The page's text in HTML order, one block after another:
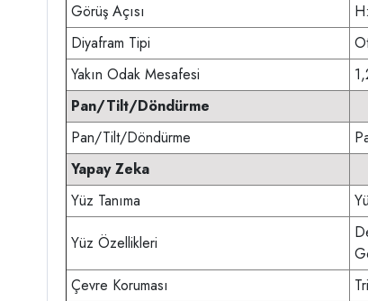
Görüş Açısı
Diyafram Tipi
Yakın Odak Mesafesi
Pan/Tilt/Döndürme
Pan/Tilt/Döndürme
Yapay Zeka
Yüz Tanıma
Yüz Özellikleri
Çevre Koruması